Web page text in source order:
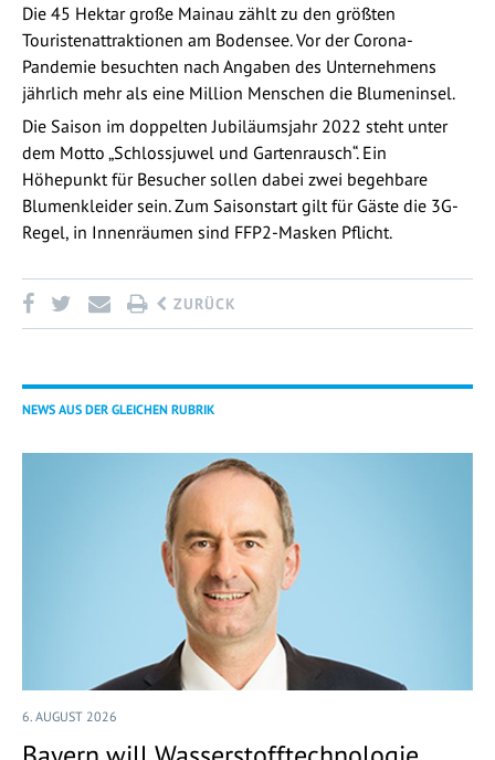
Die 45 Hektar große Mainau zählt zu den größten
Touristenattraktionen am Bodensee. Vor der Corona-
Pandemie besuchten nach Angaben des Unternehmens
jährlich mehr als eine Million Menschen die Blumeninsel.
Die Saison im doppelten Jubiläumsjahr 2022 steht unter
dem Motto „Schlossjuwel und Gartenrausch“. Ein
Höhepunkt für Besucher sollen dabei zwei begehbare
Blumenkleider sein. Zum Saisonstart gilt für Gäste die 3G-
Regel, in Innenräumen sind FFP2-Masken Pflicht.
ZURÜCK
NEWS AUS DER GLEICHEN RUBRIK
6. AUGUST 2026